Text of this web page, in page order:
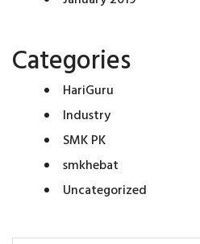
Categories
HariGuru
Industry
SMK PK
smkhebat
Uncategorized